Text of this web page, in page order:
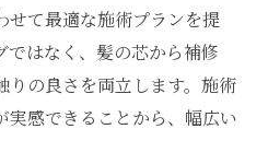
せて最適な施術プランを提
はなく、髪の芯から補修
りの良さを両立します。施術
実感できることから、幅広い